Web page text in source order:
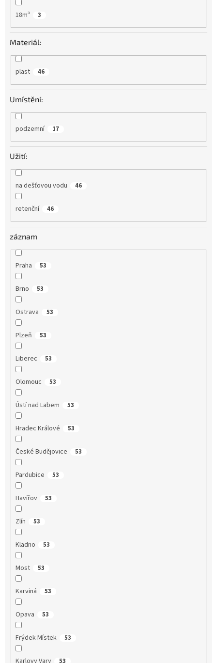
18m³ 3
Materiál:
plast 46
Umístění:
podzemní 17
Užití:
na dešťovou vodu 46
retenční 46
záznam
Praha 53
Brno 53
Ostrava 53
Plzeň 53
Liberec 53
Olomouc 53
Ústí nad Labem 53
Hradec Králové 53
České Budějovice 53
Pardubice 53
Havířov 53
Zlín 53
Kladno 53
Most 53
Karviná 53
Opava 53
Frýdek-Místek 53